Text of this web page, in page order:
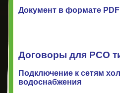
Документ в формате PDF
Договоры для РСО
Подключение к сетям
водоснабжения